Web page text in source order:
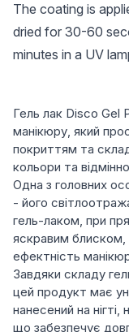
The coating is
dried for 30-60
minutes in a UV
Гель лак Disco Gel
манікюру, який
покриттям та
кольори та
Одна з головних
- його
гель-лаком, при
яскравим блиском,
ефектність
Завдяки складу
цей продукт має
нанесений на
що забезпечує